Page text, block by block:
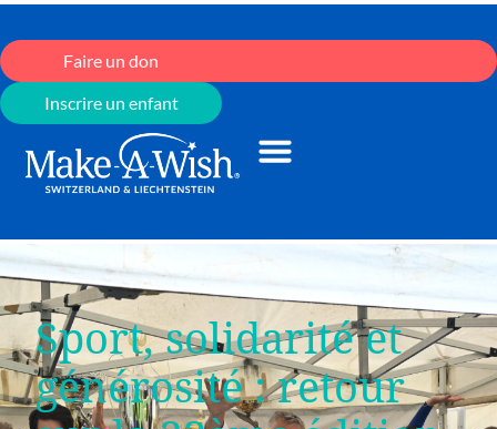
Faire un don
Inscrire un enfant
Sport, solidarité et
générosité : retour